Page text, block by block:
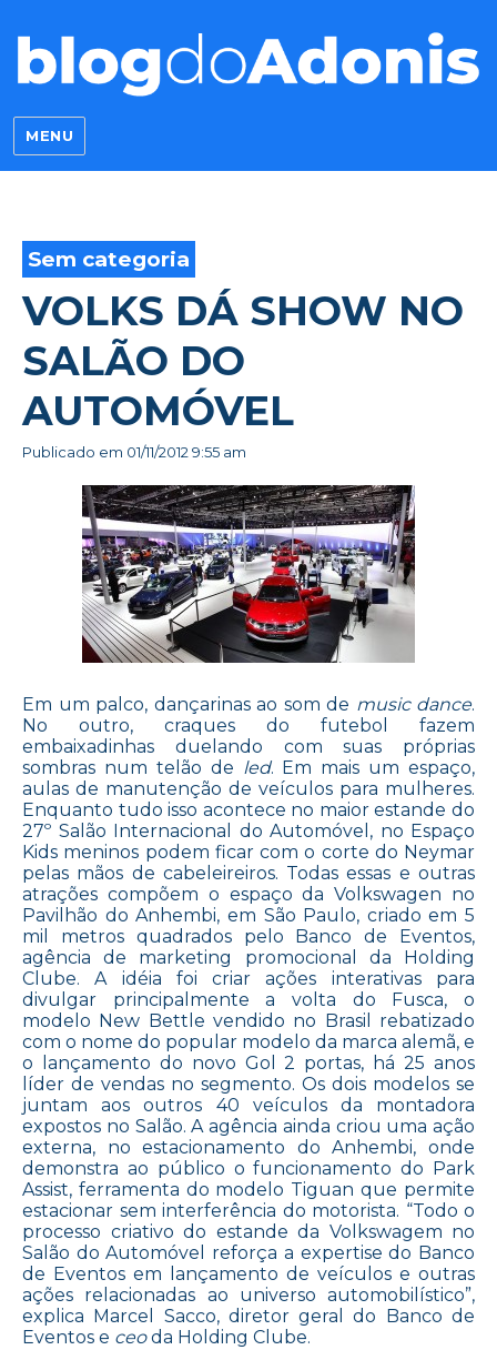
Blog do Adonis
MENU
Sem categoria
VOLKS DÁ SHOW NO
SALÃO DO
AUTOMÓVEL
Publicado em 01/11/2012 9:55 am
Em um palco, dançarinas ao som de music dance.
No outro, craques do futebol fazem
embaixadinhas duelando com suas próprias
sombras num telão de led. Em mais um espaço,
aulas de manutenção de veículos para mulheres.
Enquanto tudo isso acontece no maior estande do
27º Salão Internacional do Automóvel, no Espaço
Kids meninos podem ficar com o corte do Neymar
pelas mãos de cabeleireiros. Todas essas e outras
atrações compõem o espaço da Volkswagen no
Pavilhão do Anhembi, em São Paulo, criado em 5
mil metros quadrados pelo Banco de Eventos,
agência de marketing promocional da Holding
Clube. A idéia foi criar ações interativas para
divulgar principalmente a volta do Fusca, o
modelo New Bettle vendido no Brasil rebatizado
com o nome do popular modelo da marca alemã, e
o lançamento do novo Gol 2 portas, há 25 anos
líder de vendas no segmento. Os dois modelos se
juntam aos outros 40 veículos da montadora
expostos no Salão. A agência ainda criou uma ação
externa, no estacionamento do Anhembi, onde
demonstra ao público o funcionamento do Park
Assist, ferramenta do modelo Tiguan que permite
estacionar sem interferência do motorista. “Todo o
processo criativo do estande da Volkswagem no
Salão do Automóvel reforça a expertise do Banco
de Eventos em lançamento de veículos e outras
ações relacionadas ao universo automobilístico”,
explica Marcel Sacco, diretor geral do Banco de
Eventos e ceoda Holding Clube.